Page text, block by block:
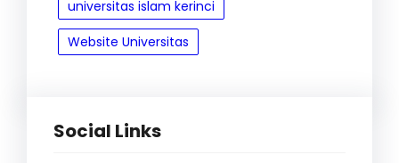
universitas islam kerinci
Website Universitas
Social Links